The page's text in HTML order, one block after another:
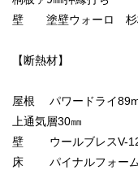
壁 塗壁ウォーロ 杉
【断熱材】
屋根 パワードライ
上通気層30㎜
壁 ウールブレスV-
床 パイナルフォー